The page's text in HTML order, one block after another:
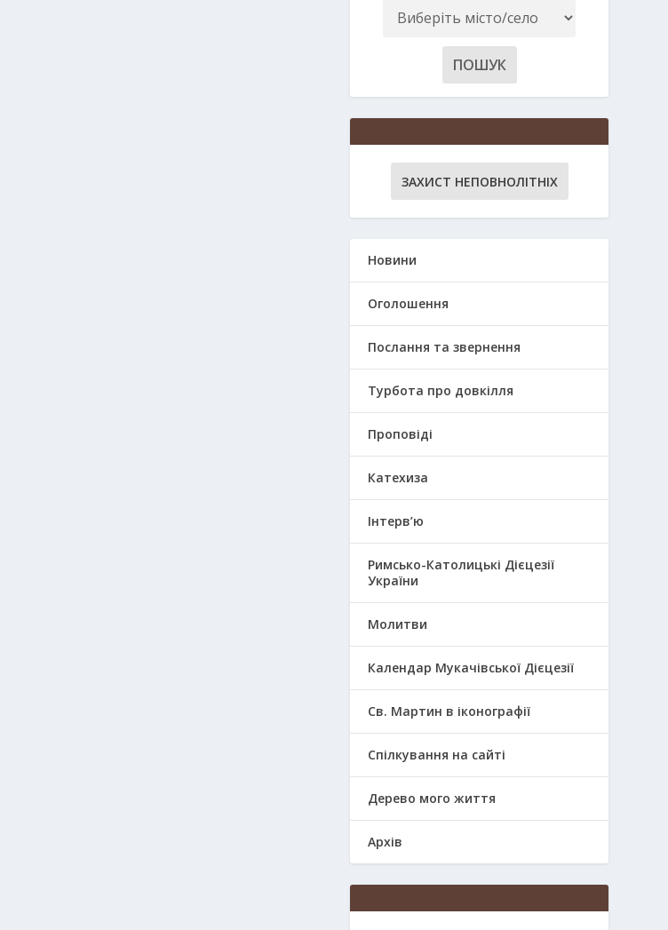
ЗАХИСТ НЕПОВНОЛІТНІХ
Новини
Оголошення
Послання та звернення
Турбота про довкілля
Проповіді
Катехиза
Інтерв’ю
Римсько-Католицькі Дієцезії
України
Молитви
Календар Мукачівської Дієцезії
Св. Мартин в іконографії
Спілкування на сайті
Дерево мого життя
Архів